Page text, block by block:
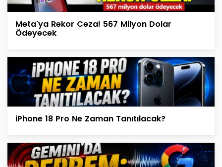
Meta'ya Rekor Ceza! 567 Milyon Dolar
Ödeyecek
iPhone 18 Pro Ne Zaman Tanıtılacak?